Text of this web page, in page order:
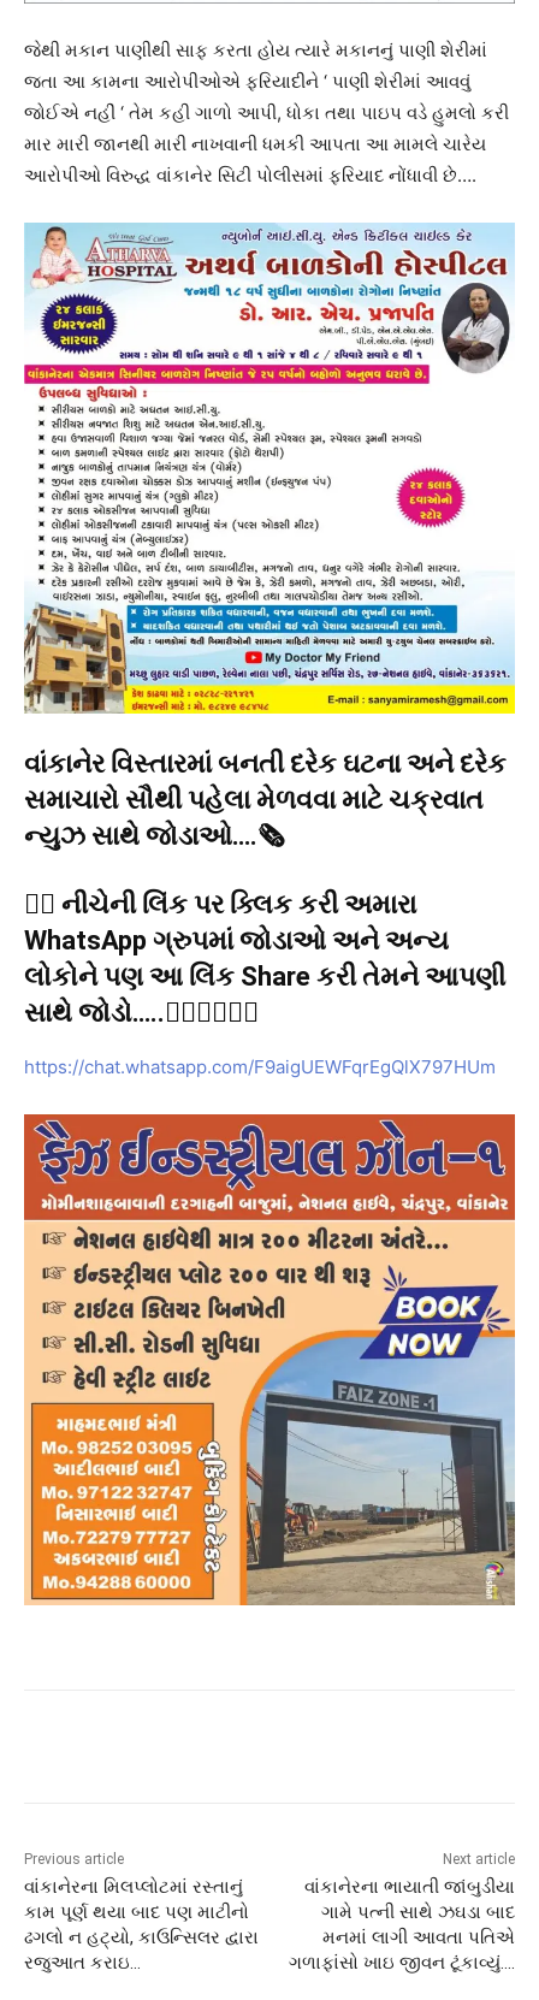
જેથી મકાન પાણીથી સાફ કરતા હોય ત્યારે મકાનનું પાણી શેરીમાં
જતા આ કામના આરોપીઓએ ફરિયાદીને ‘ પાણી શેરીમાં આવવું
જોઈએ નહીં ‘ તેમ કહી ગાળો આપી, ધોકા તથા પાઇપ વડે હુમલો કરી
માર મારી જાનથી મારી નાખવાની ધમકી આપતા આ મામલે ચારેય
આરોપીઓ વિરુદ્ધ વાંકાનેર સિટી પોલીસમાં ફરિયાદ નોંધાવી છે….
વાંકાનેર વિસ્તારમાં બનતી દરેક ઘટના અને દરેક
સમાચારો સૌથી પહેલા મેળવવા માટે ચક્રવાત
ન્યુઝ સાથે જોડાઓ….🗞️
👉🏻 નીચેની લિંક પર ક્લિક કરી અમારા
WhatsApp ગ્રુપમાં જોડાઓ અને અન્ય
લોકોને પણ આ લિંક Share કરી તેમને આપણી
સાથે જોડો…..👇🏻👇🏻👇🏻
https://chat.whatsapp.com/F9aigUEWFqrEgQlX797HUm
Previous article
વાંકાનેરના મિલપ્લોટમાં રસ્તાનું
કામ પૂર્ણ થયા બાદ પણ માટીનો
ઢગલો ન હટ્યો, કાઉન્સિલર દ્વારા
રજુઆત કરાઇ…
Next article
વાંકાનેરના ભાયાતી જાંબુડીયા
ગામે પત્ની સાથે ઝઘડા બાદ
મનમાં લાગી આવતા પતિએ
ગળાફાંસો ખાઇ જીવન ટૂંકાવ્યું….